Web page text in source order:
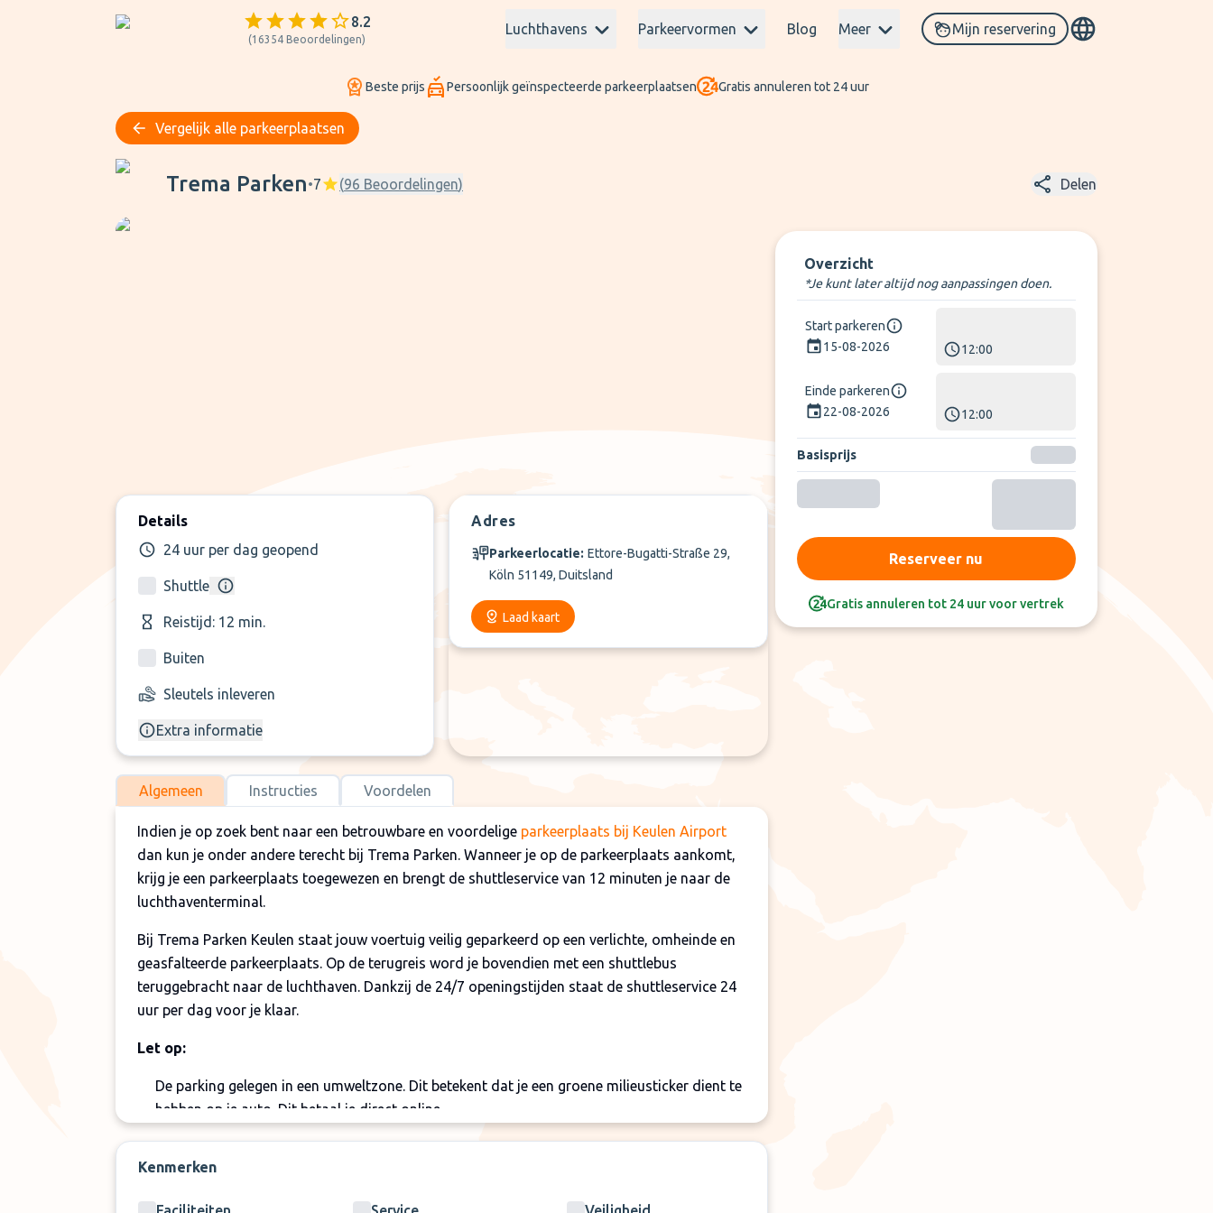
8.2
(16354 Beoordelingen)
Luchthavens Parkeervormen Blog Meer Mijn reservering
Beste prijs Persoonlijk geïnspecteerde parkeerplaatsen Gratis annuleren tot 24 uur
Vergelijk alle parkeerplaatsen
Trema Parken
Trema Parken•7 (96 Beoordelingen) Delen
Details
24 uur per dag geopend
Shuttle
Reistijd: 12 min.
Buiten
Sleutels inleveren
Extra informatie
Adres
Parkeerlocatie: Ettore-Bugatti-Straße 29,
Köln 51149, Duitsland
Laad kaart
Algemeen Instructies Voordelen
Indien je op zoek bent naar een betrouwbare en voordelige parkeerplaats bij Keulen Airport
dan kun je onder andere terecht bij Trema Parken. Wanneer je op de parkeerplaats aankomt,
krijg je een parkeerplaats toegewezen en brengt de shuttleservice van 12 minuten je naar de
luchthaventerminal.
Bij Trema Parken Keulen staat jouw voertuig veilig geparkeerd op een verlichte, omheinde en
geasfalteerde parkeerplaats. Op de terugreis word je bovendien met een shuttlebus
teruggebracht naar de luchthaven. Dankzij de 24/7 openingstijden staat de shuttleservice 24
uur per dag voor je klaar.
Let op:
De parking gelegen in een umweltzone. Dit betekent dat je een groene milieusticker dient te
hebben op je auto. Dit betaal je direct online
extra. Dit betaal je direct online
Kenmerken
Overzicht
*Je kunt later altijd nog aanpassingen doen.
Start parkeren
15-08-2026
12:00
Einde parkeren
22-08-2026
12:00
Basisprijs
Reserveer nu
Gratis annuleren tot 24 uur voor vertrek